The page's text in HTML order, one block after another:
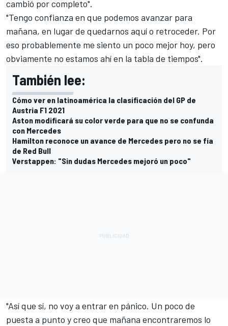
cambió por completo".
"Tengo confianza en que podemos avanzar para
mañana, en lugar de quedarnos aquí o retroceder. Por
eso probablemente me siento un poco mejor hoy, pero
obviamente no estamos ahí en la tabla de tiempos".
También lee:
Cómo ver en latinoamérica la clasificación del GP de
Austria F1 2021
Aston modificará su color verde para que no se confunda
con Mercedes
Hamilton reconoce un avance de Mercedes pero no se fía
de Red Bull
Verstappen: "Sin dudas Mercedes mejoró un poco"
"Así que sí, no voy a entrar en pánico. Un poco de
puesta a punto y creo que mañana encontraremos lo